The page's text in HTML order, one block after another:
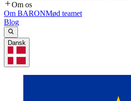
Om os
Om BARONMød teamet
Blog
Dansk